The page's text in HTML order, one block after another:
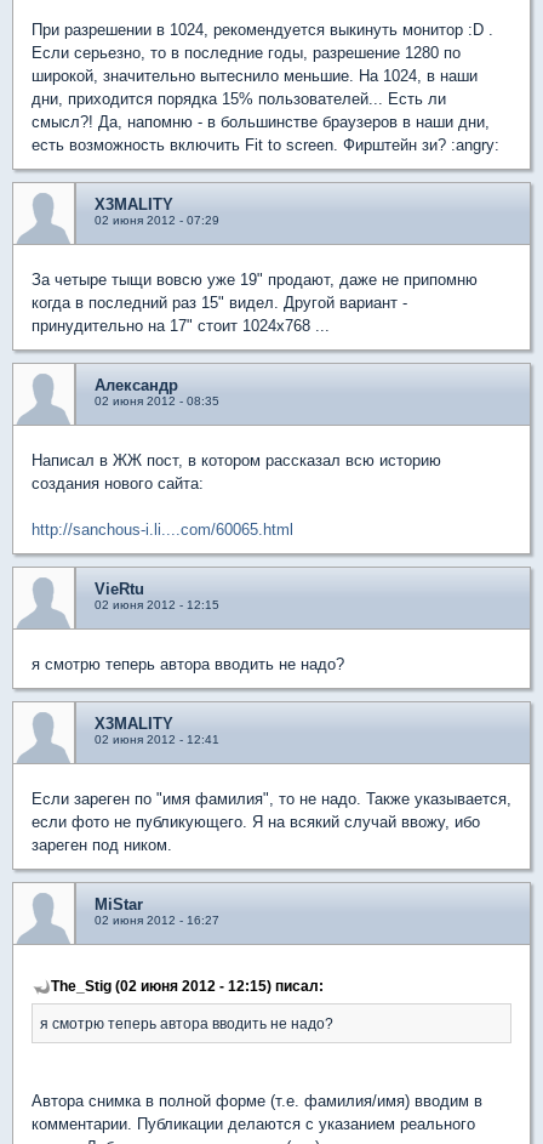
При разрешении в 1024, рекомендуется выкинуть монитор :D .
Если серьезно, то в последние годы, разрешение 1280 по
широкой, значительно вытеснило меньшие. На 1024, в наши
дни, приходится порядка 15% пользователей... Есть ли
смысл?! Да, напомню - в большинстве браузеров в наши дни,
есть возможность включить Fit to screen. Фирштейн зи? :angry:
X3MALITY
02 июня 2012 - 07:29
За четыре тыщи вовсю уже 19" продают, даже не припомню
когда в последний раз 15" видел. Другой вариант -
принудительно на 17" стоит 1024х768 ...
Александр
02 июня 2012 - 08:35
Написал в ЖЖ пост, в котором рассказал всю историю
создания нового сайта:
http://sanchous-i.li....com/60065.html
VieRtu
02 июня 2012 - 12:15
я смотрю теперь автора вводить не надо?
X3MALITY
02 июня 2012 - 12:41
Если зареген по "имя фамилия", то не надо. Также указывается,
если фото не публикующего. Я на всякий случай ввожу, ибо
зареген под ником.
MiStar
02 июня 2012 - 16:27
The_Stig (02 июня 2012 - 12:15) писал:
я смотрю теперь автора вводить не надо?
Автора снимка в полной форме (т.е. фамилия/имя) вводим в
комментарии. Публикации делаются с указанием реального